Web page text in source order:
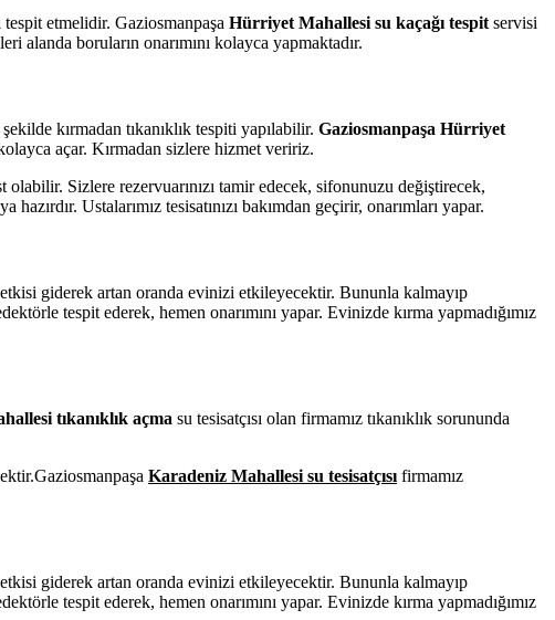
tespit etmelidir. Gaziosmanpaşa Hürriyet Mahallesi su kaçağı tespit servisi
alanda boruların onarımını kolayca yapmaktadır.
kırmadan tıkanıklık tespiti yapılabilir. Gaziosmanpaşa Hürriyet
açar. Kırmadan sizlere hizmet veririz.
olabilir. Sizlere rezervuarınızı tamir edecek, sifonunuzu değiştirecek,
Ustalarımız tesisatınızı bakımdan geçirir, onarımları yapar.
giderek artan oranda evinizi etkileyecektir. Bununla kalmayıp
tespit ederek, hemen onarımını yapar. Evinizde kırma yapmadığımız
tıkanıklık açma su tesisatçısı olan firmamız tıkanıklık sorununda
Karadeniz Mahallesi su tesisatçısı firmamız
giderek artan oranda evinizi etkileyecektir. Bununla kalmayıp
tespit ederek, hemen onarımını yapar. Evinizde kırma yapmadığımız